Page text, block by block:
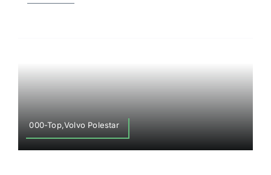
000-Top,Volvo Polestar